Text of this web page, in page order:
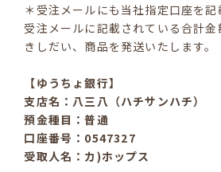
＊受注メールにも当社指定口座を記
受注メールに記載されている合計
きしだい、商品を発送いたします。
【ゆうちょ銀行】
支店名：八三八（ハチサンハチ）
預金種目：普通
口座番号：0547327
受取人名：カ)ホップス